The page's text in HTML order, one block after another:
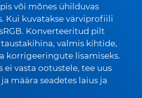
või mõnes ühilduvas
Kui kuvatakse värviprofiili
Konverteeritud pilt
valmis kihtide,
korrigeeringute lisamiseks.
ei vasta ootustele, tee uus
määra seadetes laius ja